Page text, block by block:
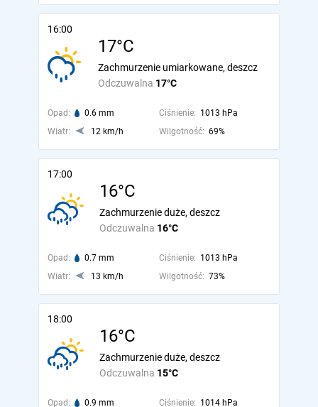
16:00
17°C
Odczuwalna 17°C
Zachmurzenie umiarkowane, deszcz
Opad: 0.6 mm Ciśnienie: 1013 hPa
Wiatr:
12 km/h Wilgotność: 69%
17:00
16°C
Odczuwalna 16°C
Zachmurzenie duże, deszcz
Opad: 0.7 mm Ciśnienie: 1013 hPa
Wiatr:
13 km/h Wilgotność: 73%
18:00
16°C
Odczuwalna 15°C
Zachmurzenie duże, deszcz
Opad: 0.9 mm Ciśnienie: 1014 hPa